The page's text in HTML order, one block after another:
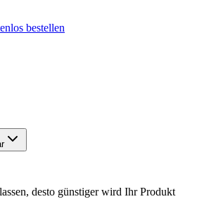
bestellen
desto günstiger wird Ihr Produkt